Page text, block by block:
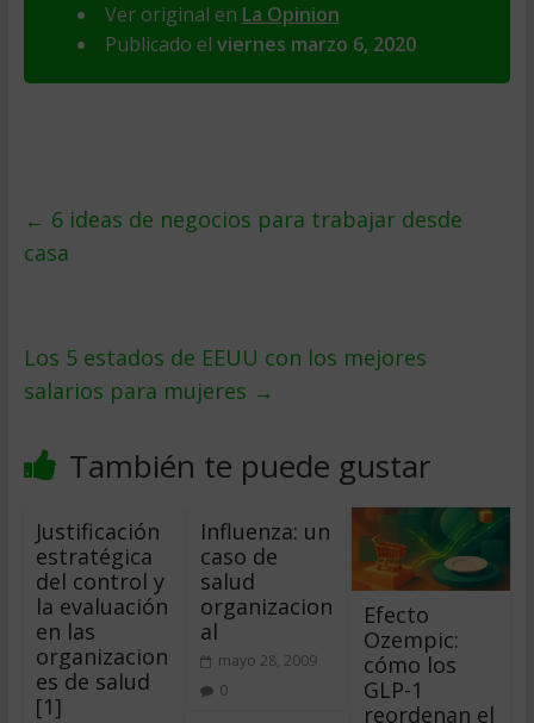
Ver original en La Opinion
Publicado el viernes marzo 6, 2020
← 6 ideas de negocios para trabajar desde
casa
Los 5 estados de EEUU con los mejores
salarios para mujeres →
También te puede gustar
Justificación
estratégica
del control y
la evaluación
en las
organizacion
es de salud
[1]
Influenza: un
caso de
salud
organizacion
al
mayo 28, 2009
0
Efecto
Ozempic:
cómo los
GLP-1
reordenan el